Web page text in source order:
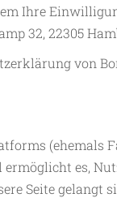
Ihre
32, 22305
von
(ehemals
ermöglicht es,
Seite gelangt